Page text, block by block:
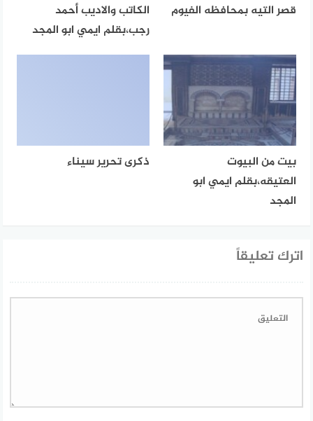
قصر التيه بمحافظه الفيوم
الكاتب والاديب أحمد
رجب،بقلم ايمي ابو المجد
بيت من البيوت
العتيقه،بقلم ايمي ابو
المجد
ذكرى تحرير سيناء
اترك تعليقاً